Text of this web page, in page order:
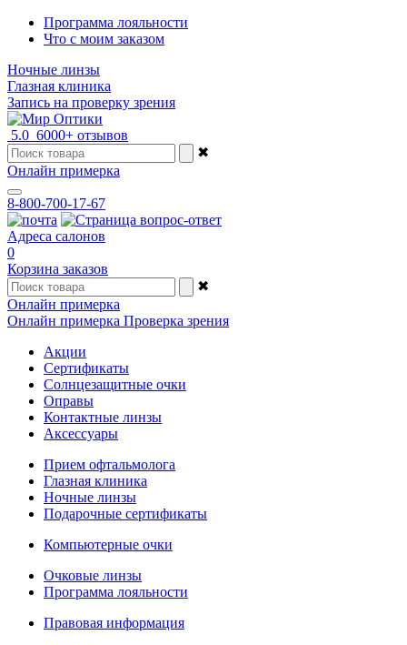
Программа лояльности
Что с моим заказом
Ночные линзы
Глазная клиника
Запись на проверку зрения
5.0 6000+ отзывов
✖
Онлайн примерка
8-800-700-17-67
Адреса салонов
0
Корзина заказов
✖
Онлайн примерка
Онлайн примерка Проверка зрения
Акции
Сертификаты
Солнцезащитные очки
Оправы
Контактные линзы
Аксессуары
Прием офтальмолога
Глазная клиника
Ночные линзы
Подарочные сертификаты
Компьютерные очки
Очковые линзы
Программа лояльности
Правовая информация